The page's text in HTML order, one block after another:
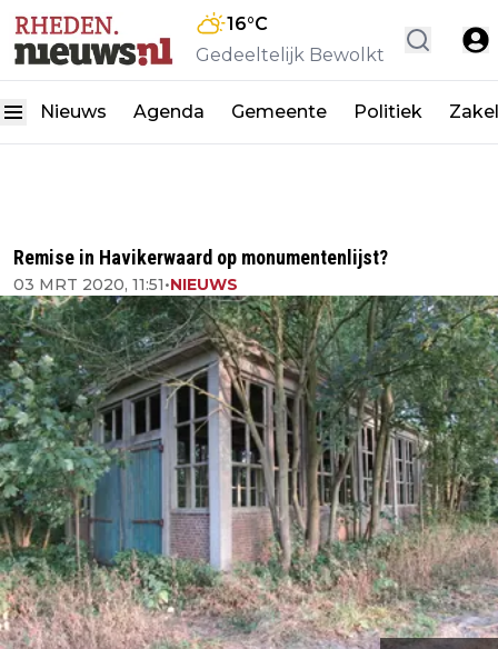
16°C
Gedeeltelijk Bewolkt
Nieuws Agenda Gemeente Politiek
Remise in Havikerwaard op monumentenlijst?
03 MRT 2020, 11:51•NIEUWS